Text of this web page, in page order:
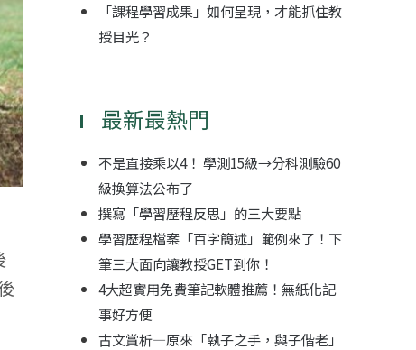
「課程學習成果」如何呈現，才能抓住教
授目光？
最新最熱門
不是直接乘以4！ 學測15級→分科測驗60
級換算法公布了
撰寫「學習歷程反思」的三大要點
學習歷程檔案「百字簡述」範例來了！下
筆三大面向讓教授GET到你！
4大超實用免費筆記軟體推薦！無紙化記
事好方便
古文賞析—原來「執子之手，與子偕老」